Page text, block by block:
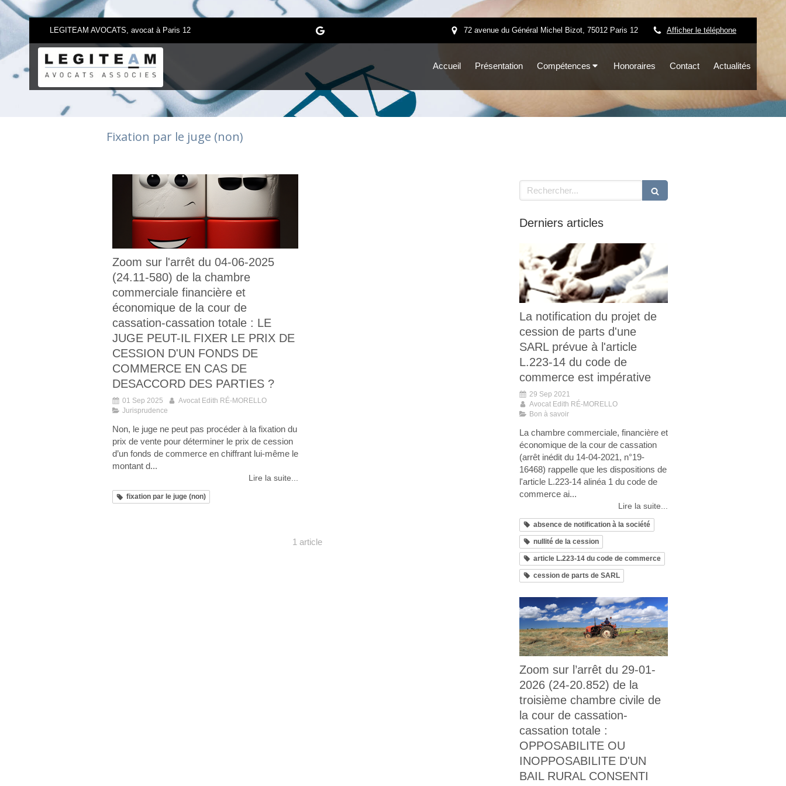
LEGITEAM AVOCATS, avocat à Paris 12 Afficher le téléphone
72 avenue du Général Michel Bizot, 75012 Paris 12
Accueil Présentation Compétences Honoraires Contact Actualités
Fixation par le juge (non)
Zoom sur l'arrêt du 04-06-2025
(24.11-580) de la chambre
commerciale financière et
économique de la cour de
cassation-cassation totale : LE
JUGE PEUT-IL FIXER LE PRIX DE
CESSION D'UN FONDS DE
COMMERCE EN CAS DE
DESACCORD DES PARTIES ?
01 Sep 2025
Avocat Edith RÉ-MORELLO
Jurisprudence
Non, le juge ne peut pas procéder à la fixation du
prix de vente pour déterminer le prix de cession
d’un fonds de commerce en chiffrant lui-même le
montant d...
Lire la suite...
fixation par le juge (non)
1 article
Rechercher
Derniers articles
La notification du projet de
cession de parts d'une
SARL prévue à l'article
L.223-14 du code de
commerce est impérative
29 Sep 2021
Avocat Edith RÉ-MORELLO
Bon à savoir
La chambre commerciale, financière et
économique de la cour de cassation
(arrêt inédit du 14-04-2021, n°19-
16468) rappelle que les dispositions de
l'article L.223-14 alinéa 1 du code de
commerce ai...
Lire la suite...
absence de notification à la société
nullité de la cession
article L.223-14 du code de commerce
cession de parts de SARL
Zoom sur l’arrêt du 29-01-
2026 (24-20.852) de la
troisième chambre civile de
la cour de cassation-
cassation totale :
OPPOSABILITE OU
INOPPOSABILITE D'UN
BAIL RURAL CONSENTI